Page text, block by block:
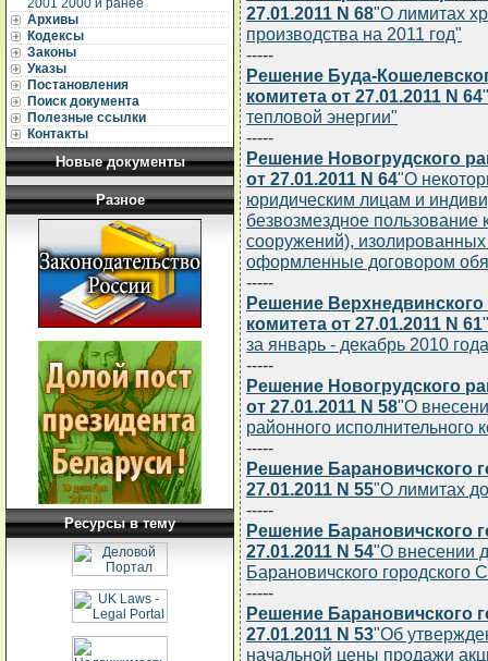
2001 2000 и ранее
Архивы
Кодексы
Законы
Указы
Постановления
Поиск документа
Полезные ссылки
Контакты
Новые документы
Разное
Ресурсы в тему
27.01.2011 N 68"О лимитах
производства на 2011 год"
-----
Решение Буда-
комитета от 27.01.2011 N 64
тепловой энергии"
-----
Решение Новогрудского
от 27.01.2011 N 64"О
юридическим лицам и
безвозмездное пользование
сооружений),
оформленные договором
-----
Решение
комитета от 27.01.2011 N 61
за январь - декабрь 2010
-----
Решение Новогрудского
от 27.01.2011 N 58"О
районного исполнительного
-----
Решение Барановичского
27.01.2011 N 55"О лимитах
-----
Решение Барановичского
27.01.2011 N 54"О внесении
Барановичского городского
-----
Решение Барановичского
27.01.2011 N 53"Об
начальной цены продажи